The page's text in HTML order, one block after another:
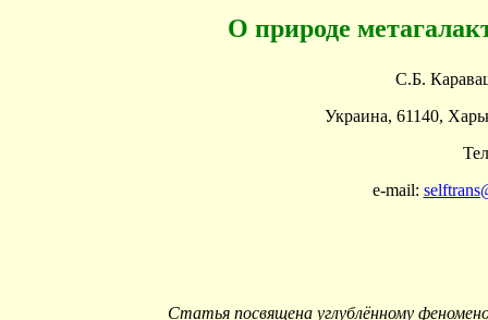
О природе
С.Б.
Украина, 61140,
e-mail:
Статья посвящена углублённому